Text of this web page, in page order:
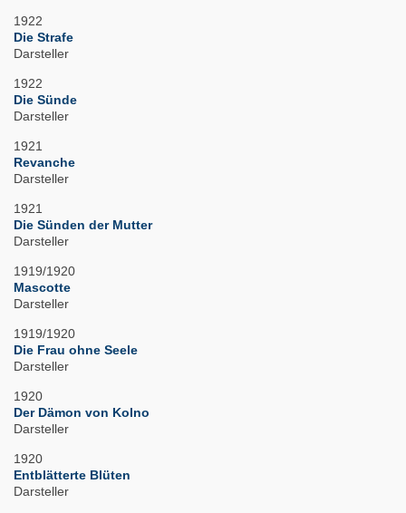
1922
Die Strafe
Darsteller
1922
Die Sünde
Darsteller
1921
Revanche
Darsteller
1921
Die Sünden der Mutter
Darsteller
1919/1920
Mascotte
Darsteller
1919/1920
Die Frau ohne Seele
Darsteller
1920
Der Dämon von Kolno
Darsteller
1920
Entblätterte Blüten
Darsteller